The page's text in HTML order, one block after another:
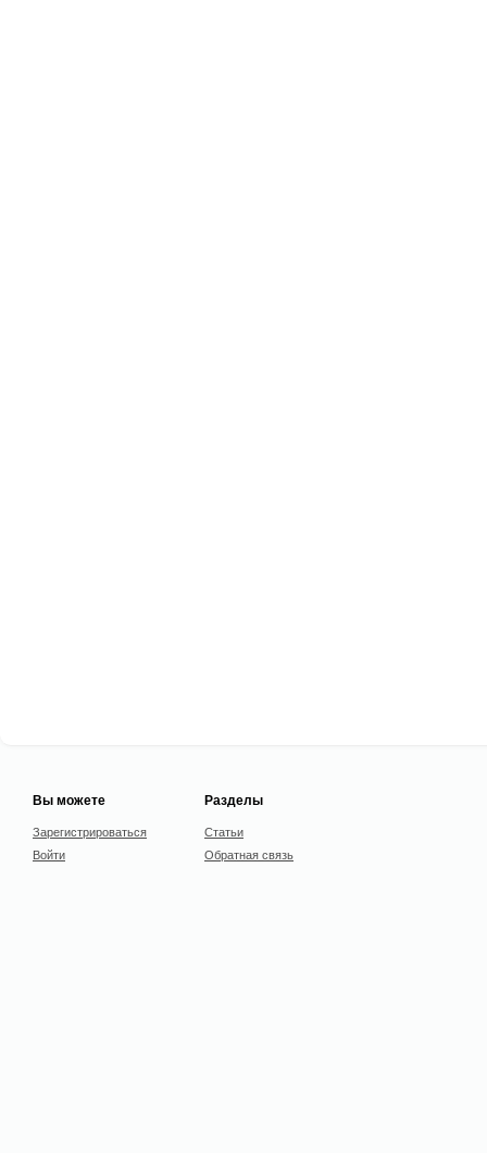
Вы можете
Зарегистрироваться
Войти
Разделы
Статьи
Обратная связь